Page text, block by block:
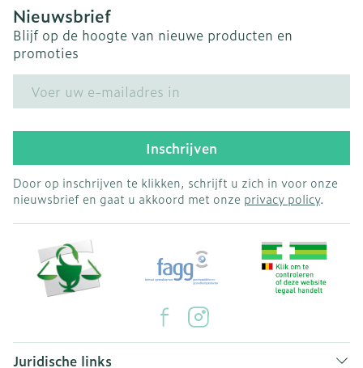
Nieuwsbrief
Blijf op de hoogte van nieuwe producten en
promoties
Inschrijven
Door op inschrijven te klikken, schrijft u zich in voor onze
nieuwsbrief en gaat u akkoord met onze privacy policy.
Juridische links